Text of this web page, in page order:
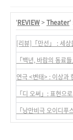
'REVIEW> Theater'
[리뷰]「만선」 : 세상
「백년, 바람의 동료